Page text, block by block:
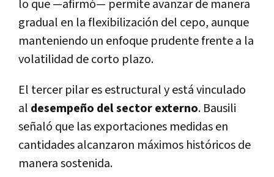
lo que —afirmó— permite avanzar de manera
gradual en la flexibilización del cepo, aunque
manteniendo un enfoque prudente frente a la
volatilidad de corto plazo.
El tercer pilar es estructural y está vinculado
al desempeño del sector externo. Bausili
señaló que las exportaciones medidas en
cantidades alcanzaron máximos históricos de
manera sostenida.